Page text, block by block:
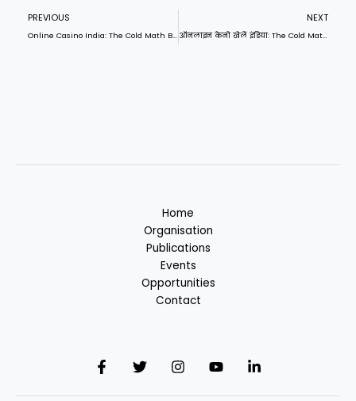
Prev
PREVIOUS
Online Casino India: The Cold Math Behind Every Spin
NEXT
ऑनलाइन केनो खेलें इंडिया: The Cold Math Behind the Glitter
Home
Organisation
Publications
Events
Opportunities
Contact